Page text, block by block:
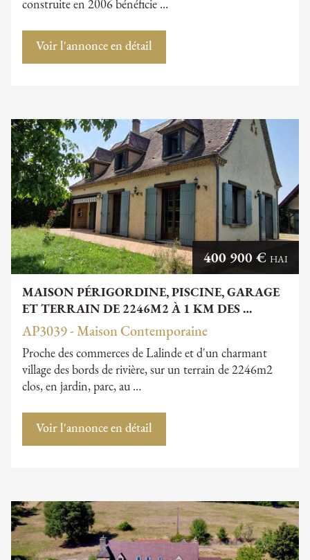
construite en 2006 bénéficie …
Voir l'annonce en détail
MAISON PÉRIGORDINE, PISCINE, GARAGE
ET TERRAIN DE 2246M2 À 1 KM DES …
400 900 € HAI
AP3039 - Maison Contemporaine
Proche des commerces de Lalinde et d'un charmant
village des bords de rivière, sur un terrain de 2246m2
clos, en jardin, parc, au …
Voir l'annonce en détail